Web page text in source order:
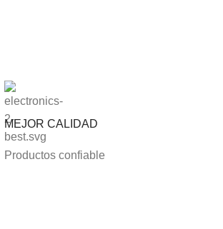
MEJOR CALIDAD
Productos confiable